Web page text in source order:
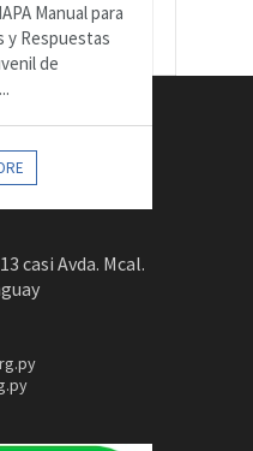
Manual para
y Respuestas
de
casi Avda. Mcal.